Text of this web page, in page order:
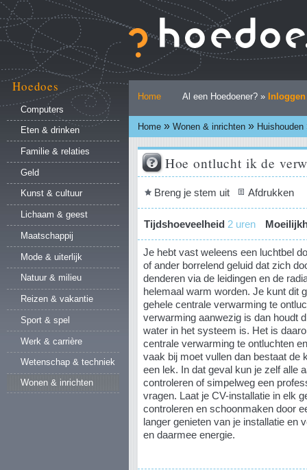
naar
inhoud.
Ga
naar
navigatie
Persoonlijke
hulpmiddelen
Home Al een Hoedoener? » Inloggen
Home » Wonen & inrichten » Huishouden
Hoedoes
Computers
Eten & drinken
Familie & relaties
Geld
Kunst & cultuur
Lichaam & geest
Maatschappij
Mode & uiterlijk
Natuur & milieu
Reizen & vakantie
Sport & spel
Werk & carrière
Wetenschap & techniek
Wonen & inrichten
Hoe ontlucht ik de
Document
Breng je stem uit Afdrukken
Tijdshoeveelheid 2 uren
Je hebt vast weleens een luchtbel
of ander borrelend geluid dat zich
denderen via de leidingen en de
helemaal warm worden. Je kunt dit
gehele centrale verwarming te
verwarming aanwezig is dan houdt
water in het systeem is. Het is
centrale verwarming te ontluchten
vaak bij moet vullen dan bestaat de
een lek. In dat geval kun je zelf alle
controleren of simpelweg een
vragen. Laat je CV-installatie in elk
controleren en schoonmaken door
langer genieten van je installatie en
en daarmee energie.